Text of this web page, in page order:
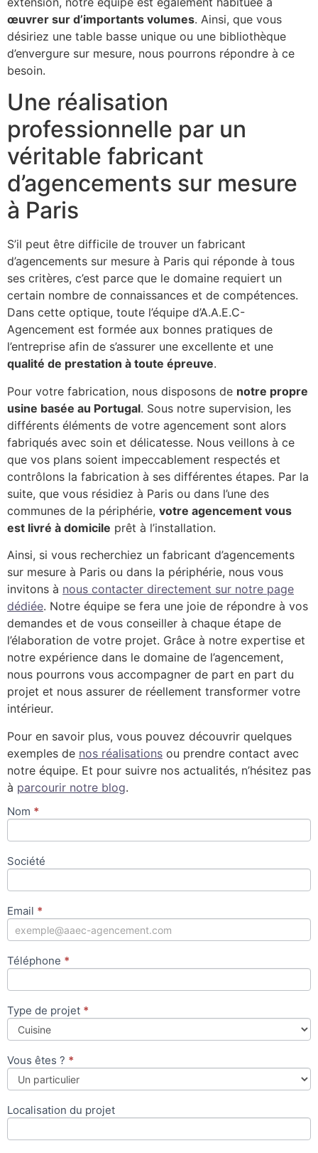
œuvrer sur d’importants volumes. Ainsi, que vous
désiriez une table basse unique ou une bibliothèque
d’envergure sur mesure, nous pourrons répondre à ce
besoin.
Une réalisation
professionnelle par un
véritable fabricant
d’agencements sur mesure
à Paris
S’il peut être difficile de trouver un fabricant
d’agencements sur mesure à Paris qui réponde à tous
ses critères, c’est parce que le domaine requiert un
certain nombre de connaissances et de compétences.
Dans cette optique, toute l’équipe d’A.A.E.C-
Agencement est formée aux bonnes pratiques de
l’entreprise afin de s’assurer une excellente et une
qualité de prestation à toute épreuve.
Pour votre fabrication, nous disposons de notre propre
usine basée au Portugal. Sous notre supervision, les
différents éléments de votre agencement sont alors
fabriqués avec soin et délicatesse. Nous veillons à ce
que vos plans soient impeccablement respectés et
contrôlons la fabrication à ses différentes étapes. Par la
suite, que vous résidiez à Paris ou dans l’une des
communes de la périphérie, votre agencement vous
est livré à domicile prêt à l’installation.
Ainsi, si vous recherchiez un fabricant d’agencements
sur mesure à Paris ou dans la périphérie, nous vous
invitons à nous contacter directement sur notre page
dédiée. Notre équipe se fera une joie de répondre à vos
demandes et de vous conseiller à chaque étape de
l’élaboration de votre projet. Grâce à notre expertise et
notre expérience dans le domaine de l’agencement,
nous pourrons vous accompagner de part en part du
projet et nous assurer de réellement transformer votre
intérieur.
Pour en savoir plus, vous pouvez découvrir quelques
exemples de nos réalisations ou prendre contact avec
notre équipe. Et pour suivre nos actualités, n’hésitez pas
à parcourir notre blog.
Contact
Nom *
Société
Email *
Téléphone *
Type de projet *
Vous êtes ? *
Localisation du projet